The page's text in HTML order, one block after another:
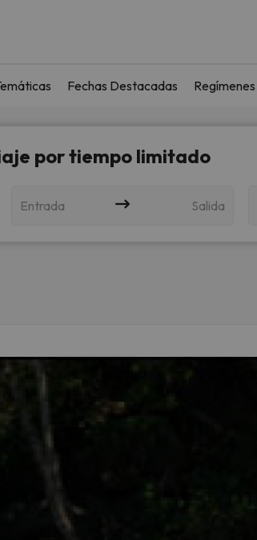
Fechas Destacadas Regímenes
por tiempo limitado
Entrada Salida